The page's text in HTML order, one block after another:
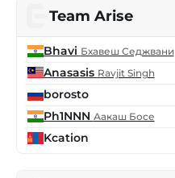
Team Arise
Bhavi Бхавеш Седжвани
Anasasis Ravjit Singh
borosto
Ph1NNN Аакаш Босе
Kcation